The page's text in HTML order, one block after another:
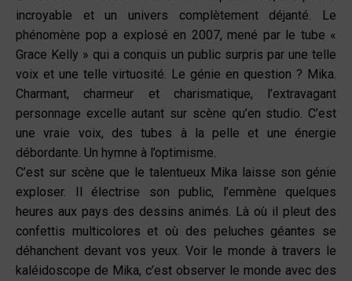
incroyable et un univers complètement déjanté. Le
phénomène pop a explosé en 2007, mené par le tube «
Grace Kelly » qui a conquis un public surpris par une telle
voix et une telle virtuosité. Le génie en question ? Mika.
Charmant, charmeur et charismatique, l’extravagant
personnage excelle autant sur scène qu’en studio. C’est
une vraie voix, des tubes à la pelle et une énergie
débordante. Un hymne à l’optimisme.
C’est sur scène que le talentueux Mika laisse son génie
exploser. Il électrise son public, l’emmène quelques
heures aux pays des dessins animés. Là où il pleut des
confettis multicolores et où des peluches géantes se
déhanchent devant vos yeux. Voir le monde à travers le
kaléidoscope de Mika, c’est observer le monde avec des